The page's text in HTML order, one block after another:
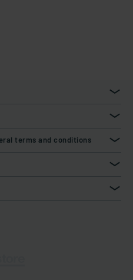
terms and conditions